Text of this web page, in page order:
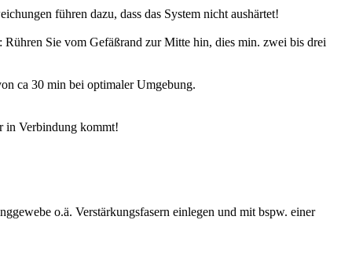
führen dazu, dass das System nicht aushärtet!
Sie vom Gefäßrand zur Mitte hin, dies min. zwei bis drei
ca 30 min bei optimaler Umgebung.
in Verbindung kommt!
o.ä. Verstärkungsfasern einlegen und mit bspw. einer